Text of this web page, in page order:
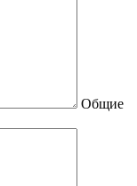
Общие